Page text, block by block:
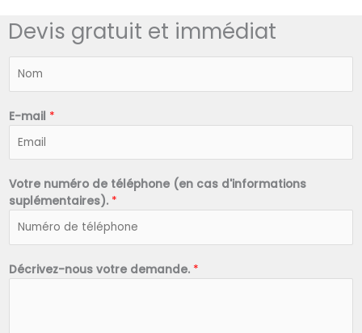
Devis gratuit et immédiat
*
E-mail *
Votre numéro de téléphone (en cas d'informations
suplémentaires). *
Décrivez-nous votre demande. *